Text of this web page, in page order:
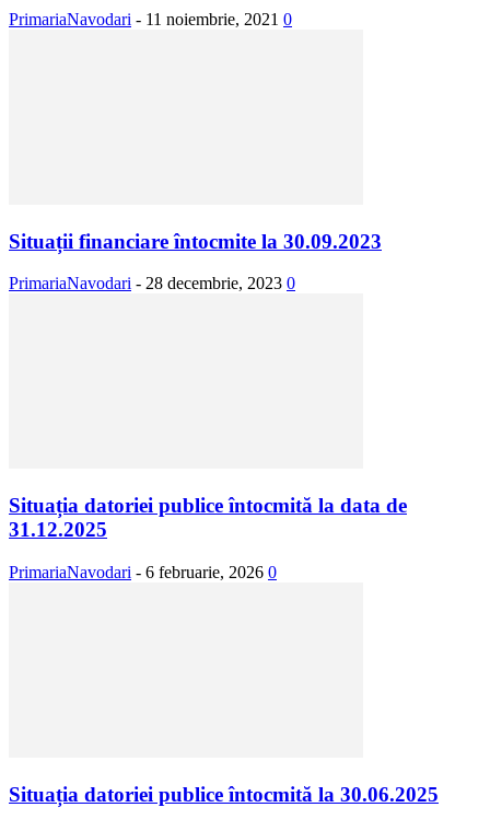
PrimariaNavodari - 11 noiembrie, 2021 0
Situații financiare întocmite la 30.09.2023
PrimariaNavodari - 28 decembrie, 2023 0
Situația datoriei publice întocmită la data de
31.12.2025
PrimariaNavodari - 6 februarie, 2026 0
Situația datoriei publice întocmită la 30.06.2025